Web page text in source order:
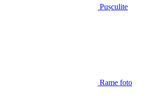
Pușculite
Rame foto